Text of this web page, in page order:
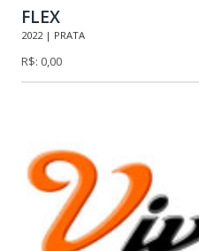
FLEX
2022 | PRATA
R$: 0,00